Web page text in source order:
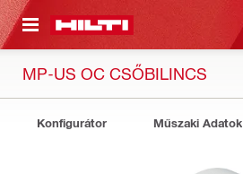
TARTALOMRA
MP-US OC CSŐBILINCS
Konfigurátor Műszaki Adatok